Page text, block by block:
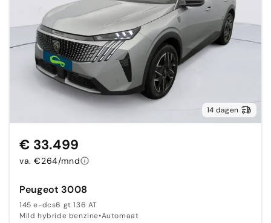
14 dagen
Peugeot 3008
145 e-dcs6 gt 136 AT
Mild hybride benzine•Automaat
€ 33.499
va. €264/mnd